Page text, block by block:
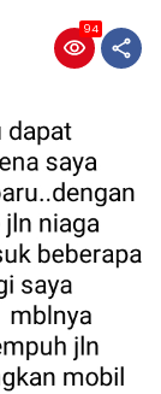
94